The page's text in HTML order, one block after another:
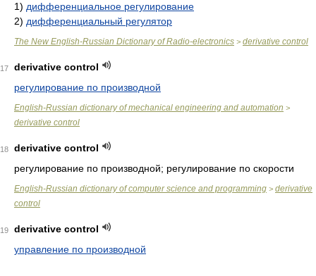
1) дифференциальное регулирование
2) дифференциальный регулятор
The New English-Russian Dictionary of Radio-electronics > derivative control
17
derivative control
регулирование по производной
English-Russian dictionary of mechanical engineering and automation >
derivative control
18
derivative control
регулирование по производной; регулирование по скорости
English-Russian dictionary of computer science and programming > derivative
control
19
derivative control
управление по производной